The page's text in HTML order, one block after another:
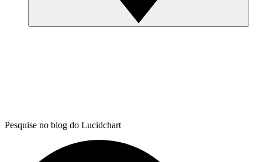
Pesquise no blog do Lucidchart